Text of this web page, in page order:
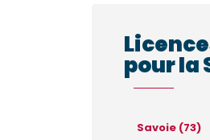
pour la
Savoie (73)